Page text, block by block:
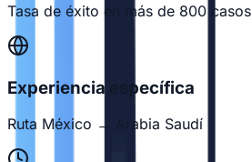
Tasa de éxito en más de 800 casos
Experiencia específica
Ruta México → Arabia Saudí